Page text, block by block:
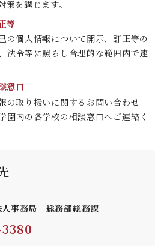
を講じます。
等
の個人情報について開示、訂正等の
法令等に照らし合理的な範囲内で速
窓口
の取り扱いに関するお問い合わせ
園内の各学校の相談窓口へご連絡く
人事務局 総務部総務課